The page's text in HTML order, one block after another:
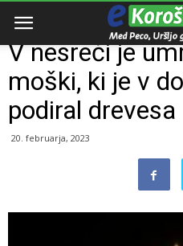
V nesreči je
moški, ki je v
podiral drevesa
20. februarja, 2023